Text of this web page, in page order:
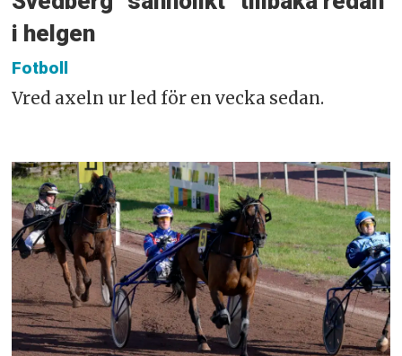
i helgen
Fotboll
Vred axeln ur led för en vecka sedan.